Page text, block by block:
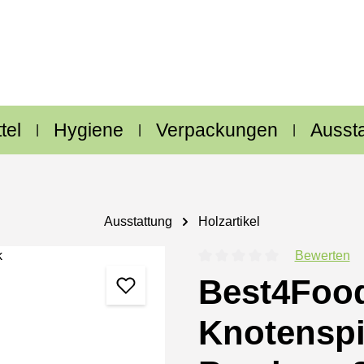
Hygiene Verpackungen
Ausstattung Holzartikel
Bewerten